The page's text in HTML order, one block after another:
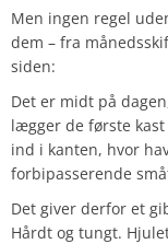
Men ingen regel
dem – fra
siden:
Det er midt på
lægger de første
ind i kanten, hvor
forbipasserende
Det giver derfor et
Hårdt og tungt.